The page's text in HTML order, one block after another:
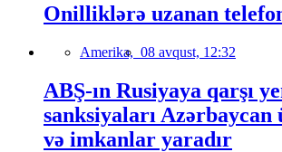
Onilliklərə uzanan
Amerika, 08 avqust, 12:32
ABŞ-ın Rusiyaya qarşı
sanksiyaları
və imkanlar yaradır